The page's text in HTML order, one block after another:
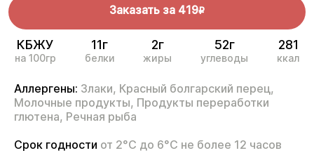
Заказать за 419R
КБЖУ
на 100гр
11г
белки
2г
жиры
52г
углеводы
281
ккал
Аллергены: Злаки, Красный болгарский перец,
Молочные продукты, Продукты переработки
глютена, Речная рыба
Срок годности от 2°С до 6°С не более 12 часов